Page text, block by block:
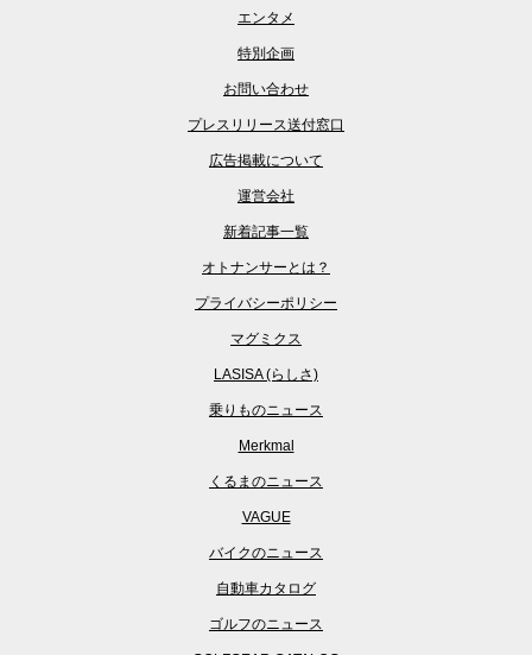
エンタメ
特別企画
お問い合わせ
プレスリリース送付窓口
広告掲載について
運営会社
新着記事一覧
オトナンサーとは？
プライバシーポリシー
マグミクス
LASISA (らしさ)
乗りものニュース
Merkmal
くるまのニュース
VAGUE
バイクのニュース
自動車カタログ
ゴルフのニュース